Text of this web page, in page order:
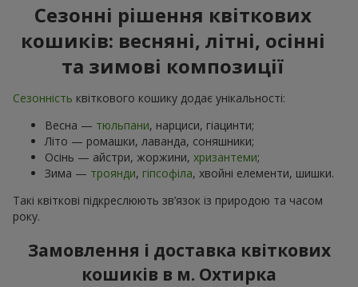
Сезонні рішення квіткових
кошиків: весняні, літні, осінні
та зимові композиції
Сезонність квіткового кошику додає унікальності:
Весна — тюльпани, нарциси, гіацинти;
Літо — ромашки, лаванда, соняшники;
Осінь — айстри, жоржини, хризантеми;
Зима — троянди, гіпсофіла, хвойні елементи, шишки.
Такі квіткові підкреслюють зв’язок із природою та часом
року.
Замовлення і доставка квіткових
кошиків в м. Охтирка